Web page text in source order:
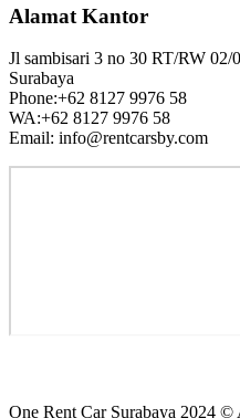
Alamat Kantor
Jl sambisari 3 no 30 RT/RW
Surabaya
Phone:+62 8127 9976 58
WA:+62 8127 9976 58
Email: info@rentcarsby.com
One Rent Car Surabaya 2024